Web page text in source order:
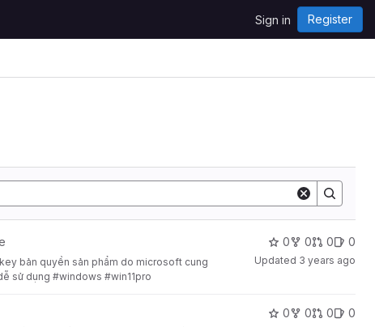
Sign in Register
bản quyền sản phẩm do microsoft cung
sử dụng #windows #win11pro
0 0 0 0
Updated 3 years ago
0 0 0 0